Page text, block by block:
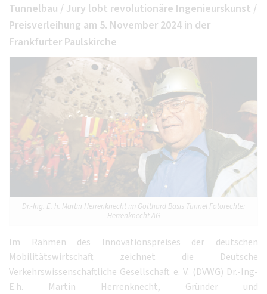
Tunnelbau / Jury lobt revolutionäre Ingenieurskunst /
Preisverleihung am 5. November 2024 in der
Frankfurter Paulskirche
Dr.-Ing. E. h. Martin Herrenknecht im Gotthard Basis Tunnel Fotorechte:
Herrenknecht AG
Im Rahmen des Innovationspreises der deutschen
Mobilitätswirtschaft zeichnet die Deutsche
Verkehrswissenschaftliche Gesellschaft e. V. (DVWG) Dr.-Ing-
E.h. Martin Herrenknecht, Gründer und